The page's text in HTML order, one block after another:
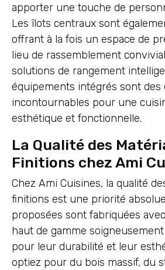
apporter une touche de
Les îlots centraux sont
offrant à la fois un espace de
lieu de rassemblement
solutions de rangement
équipements intégrés sont des
incontournables pour une
esthétique et fonctionnelle.
La Qualité des
Finitions chez Ami
Chez Ami Cuisines, la qualité
finitions est une priorité
proposées sont fabriquées
haut de gamme
pour leur durabilité et leur
optiez pour du bois massif, du